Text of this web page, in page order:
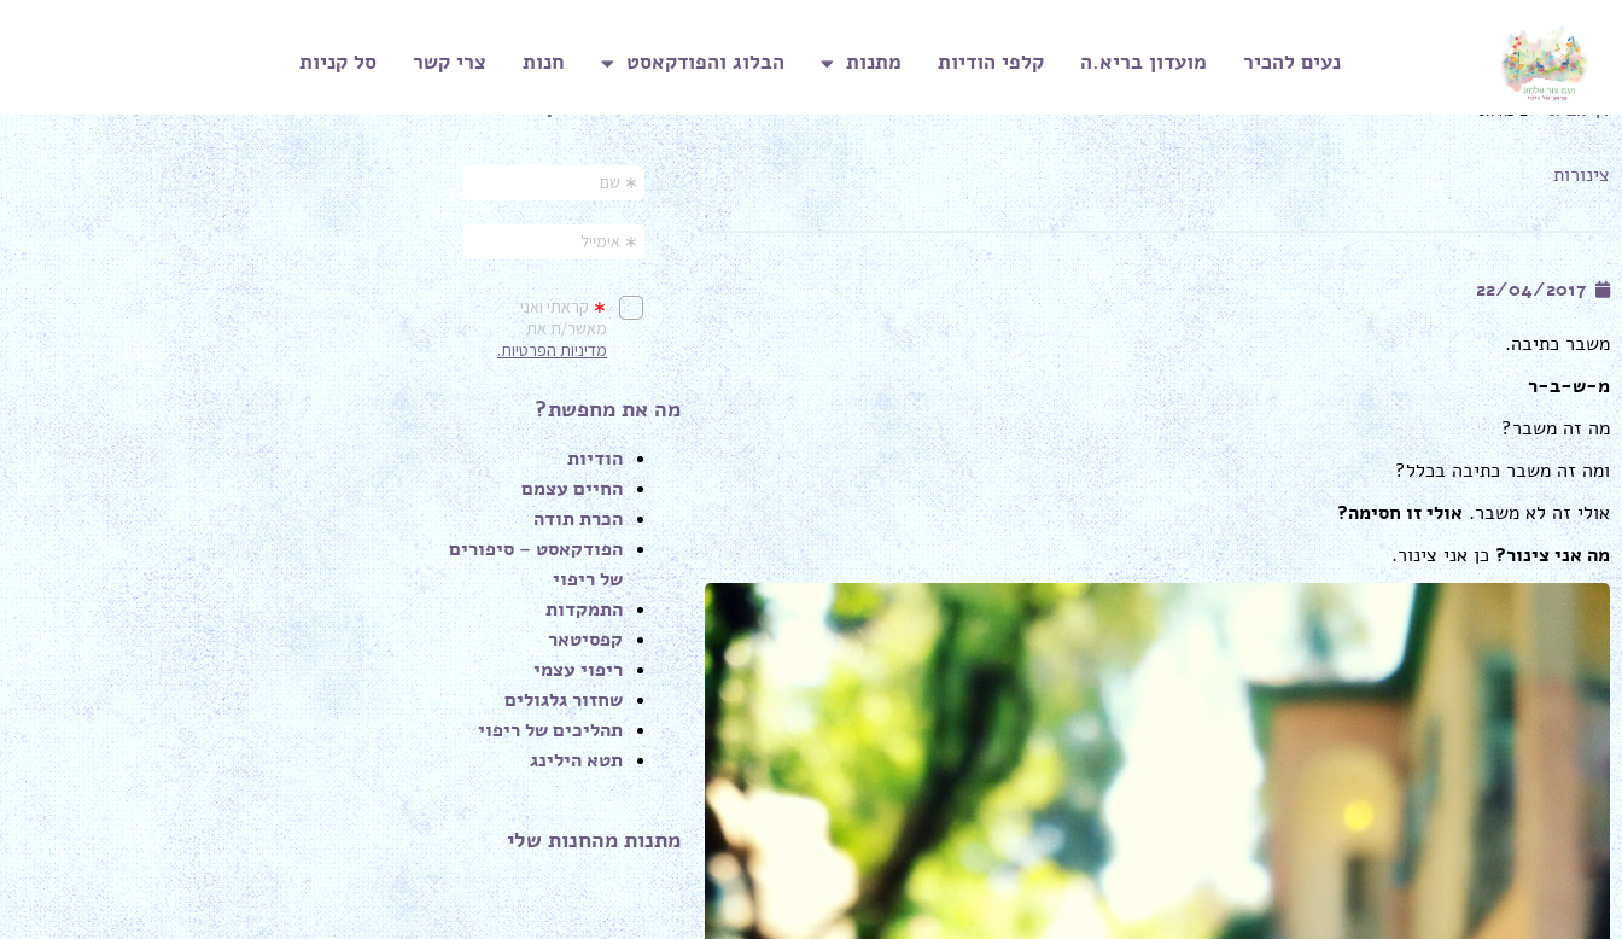
לתוכן
נעים להכיר מועדון בריא.ה קלפי הודיות מתנות הבלוג והפודקאסט חנות צרי קשר סל קניות
דף הבית»צינורות
צינורות
22/04/2017
משבר כתיבה.
מ-ש-ב-ר
מה זה משבר?
ומה זה משבר כתיבה בכלל?
אולי זה לא משבר.אולי זו חסימה?
מה אני צינור?כן אני צינור.
מה את מחפשת?
הודיות
החיים עצמם
הכרת תודה
הפודקאסט – סיפורים
של ריפוי
התמקדות
קפסיטאר
ריפוי עצמי
שחזור גלגולים
תהליכים של ריפוי
תטא הילינג
מתנות מהחנות שלי